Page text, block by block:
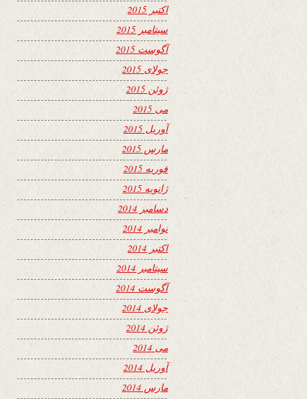
اکتبر 2015
سپتامبر 2015
آگوست 2015
جولای 2015
ژوئن 2015
می 2015
آوریل 2015
مارس 2015
فوریه 2015
ژانویه 2015
دسامبر 2014
نوامبر 2014
اکتبر 2014
سپتامبر 2014
آگوست 2014
جولای 2014
ژوئن 2014
می 2014
آوریل 2014
مارس 2014